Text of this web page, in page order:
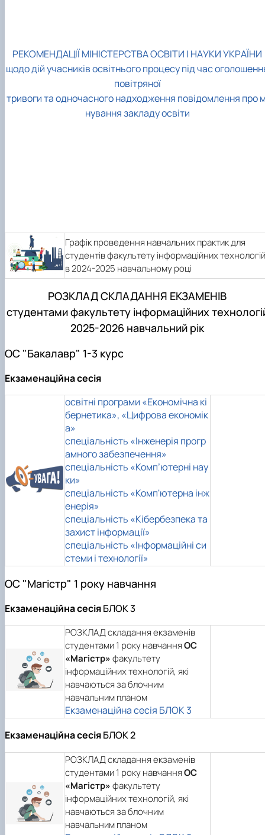
РЕКОМЕНДАЦІЇ МІНІСТЕРСТВА ОСВІТИ І НАУКИ УКРАЇНИ
щодо дій учасників освітнього процесу під час
повітряної
тривоги та одночасного надходження повідомлення про
нування закладу освіти
Графік проведення навчальних практик для
студентів факультету інформаційних технологій
в 2024-2025 навчальному році
РОЗКЛАД СКЛАДАННЯ ЕКЗАМЕНІВ
студентами факультету інформаційних
2025-2026 навчальний рік
ОС "Бакалавр" 1-3 курс
Екзаменаційна сесія
освітні програми «Економічна кі
бернетика», «Цифрова економік
а»
спеціальність «Інженерія прогр
амного забезпечення»
спеціальність «Комп’ютерні нау
ки»
спеціальність «Комп'ютерна інж
енерія»
спеціальність «Кібербезпека та
захист інформації»
спеціальність «Інформаційні си
стеми і технології»
ОС "Магістр" 1 року навчання
Екзаменаційна сесіяБЛОК 3
РОЗКЛАД складання екзаменів
студентами 1 року навчанняОС
«Магістр»факультету
інформаційних технологій, які
навчаються за блочним
навчальним планом
Екзаменаційна сесія БЛОК 3
Екзаменаційна сесіяБЛОК 2
РОЗКЛАД складання екзаменів
студентами 1 року навчанняОС
«Магістр»факультету
інформаційних технологій, які
навчаються за блочним
навчальним планом